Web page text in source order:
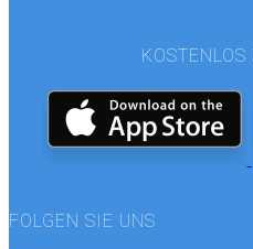
KOSTENLOS
FOLGEN SIE UNS